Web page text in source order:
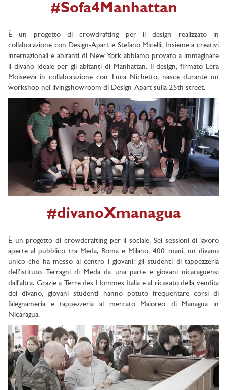
#Sofa4Manhattan
È un progetto di crowdrafting per il design realizzato in
collaborazione con Design-Apart e Stefano Micelli. Insieme a creativi
internazionali e abitanti di New York abbiamo provato a immaginare
il divano ideale per gli abitanti di Manhattan. Il design, firmato Lera
Moiseeva in collaborazione con Luca Nichetto, nasce durante un
workshop nel livingshowroom di Design-Apart sulla 25th street.
#divanoXmanagua
È un progetto di crowdcrafting per il sociale. Sei sessioni di lavoro
aperte al pubblico tra Meda, Roma e Milano, 400 mani, un divano
unico che ha messo al centro i giovani: gli studenti di tappezzeria
dell’istituto Terragni di Meda da una parte e giovani nicaraguensi
dall'altra. Grazie a Terre des Hommes Italia e al ricavato della vendita
del divano, giovani studenti hanno potuto frequentare corsi di
falegnameria e tappezzeria al mercato Maioreo di Managua in
Nicaragua.